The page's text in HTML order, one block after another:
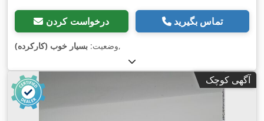
درخواست کردن تماس بگیرید
وضعیت: بسیار خوب (کارکرده) ,
آگهی کوچک